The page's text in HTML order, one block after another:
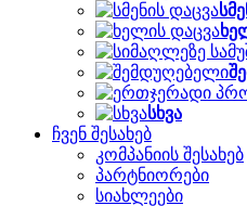
სხვა
ჩვენ შესახებ
კომპანიის შესახებ
პარტნიორები
სიახლეები